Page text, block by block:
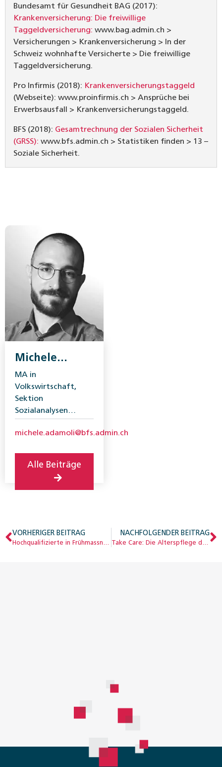
Bundesamt für Gesundheit BAG (2017):
Krankenversicherung: Die freiwillige
Taggeldversicherung: www.bag.admin.ch >
Versicherungen > Krankenversicherung > In der
Schweiz wohnhafte Versicherte > Die freiwillige
Taggeldversicherung.
Pro Infirmis (2018): Krankenversicherungstaggeld
(Webseite): www.proinfirmis.ch > Ansprüche bei
Erwerbsausfall > Krankenversicherungstaggeld.
BFS (2018): Gesamtrechnung der Sozialen Sicherheit
(GRSS): www.bfs.admin.ch > Statistiken finden > 13 –
Soziale Sicherheit.
Michele
Adamoli
MA in
Volkswirtschaft,
Sektion
Sozialanalysen
für Statistik.
michele.adamoli@bfs.admin.ch
Alle Beiträge
VORHERIGER BEITRAG
Hochqualifizierte in Frühmassnahmen der IV
NACHFOLGENDER BEITRAG
Take Care: Die Alterspflege der Zukunft